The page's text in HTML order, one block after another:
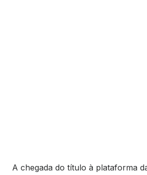
A chegada do título à plataforma